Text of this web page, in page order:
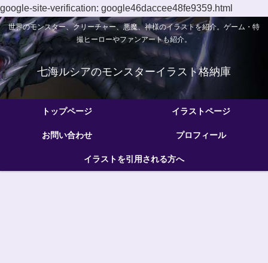
google-site-verification: google46daccee48fe9359.html
世界のモンスター、クリーチャー、悪魔、神様のイラストを紹介。ゲーム・特
撮ヒーローやファンアートも紹介。
七海ルシアのモンスターイラスト格納庫
トップページ イラストページ
お問い合わせ プロフィール
イラストを引用される方へ